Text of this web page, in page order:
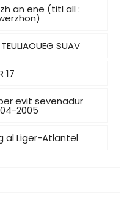
an ene (titl all :
SUAV
17
evit sevenadur
2005
al Liger-Atlantel